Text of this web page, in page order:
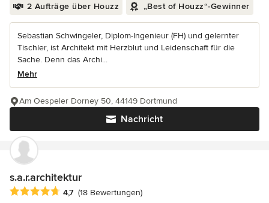
2 Aufträge über Houzz „Best of Houzz“-Gewinner
Sebastian Schwingeler, Diplom-Ingenieur (FH) und gelernter
Tischler, ist Architekt mit Herzblut und Leidenschaft für die
Sache. Denn das Archi...
Mehr
Nachricht
Am Oespeler Dorney 50, 44149 Dortmund
s.a.r.architektur
Durchschnittliche Bewertung: 4.7 von 5 Sternen
4,7 (18 Bewertungen)